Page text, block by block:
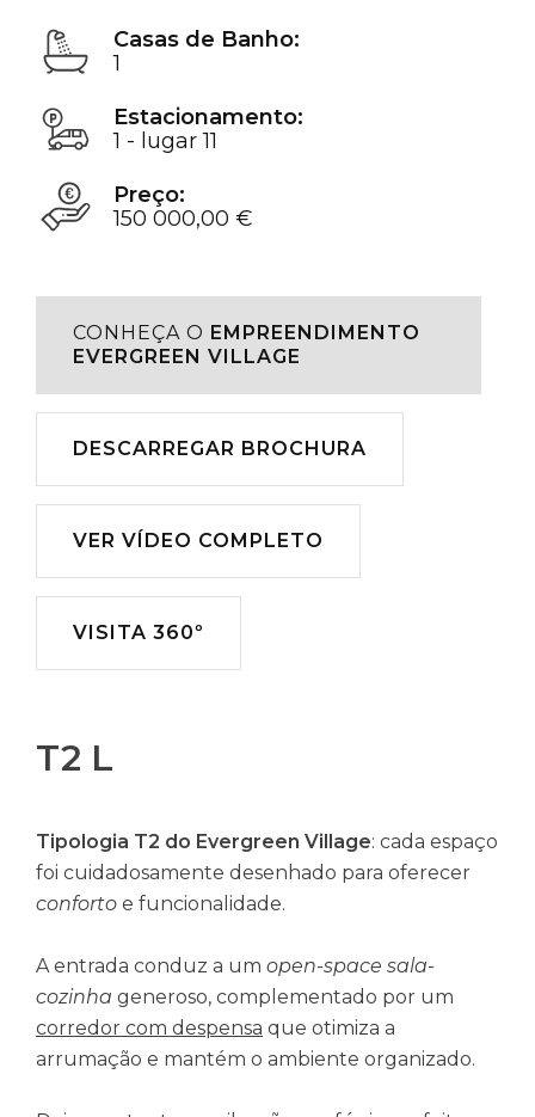
Casas de Banho:
1
Estacionamento:
1 - lugar 11
Preço:
150 000,00 €
CONHEÇA O EMPREENDIMENTO
EVERGREEN VILLAGE
DESCARREGAR BROCHURA
Descarregar
VER VÍDEO COMPLETO
Reproduzir
VISITA 360º
T2 L
Tipologia T2 do Evergreen Village: cada espaço
foi cuidadosamente desenhado para oferecer
conforto e funcionalidade.
A entrada conduz a um open-space sala-
cozinha generoso, complementado por um
corredor com despensa que otimiza a
arrumação e mantém o ambiente organizado.